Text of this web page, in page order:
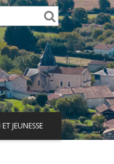
JEUNESSE